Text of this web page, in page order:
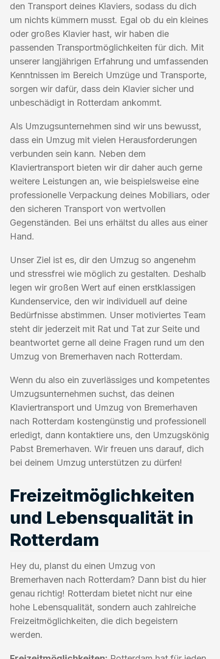
den Transport deines Klaviers, sodass du dich
um nichts kümmern musst. Egal ob du ein kleines
oder großes Klavier hast, wir haben die
passenden Transportmöglichkeiten für dich. Mit
unserer langjährigen Erfahrung und umfassenden
Kenntnissen im Bereich Umzüge und Transporte,
sorgen wir dafür, dass dein Klavier sicher und
unbeschädigt in Rotterdam ankommt.
Als Umzugsunternehmen sind wir uns bewusst,
dass ein Umzug mit vielen Herausforderungen
verbunden sein kann. Neben dem
Klaviertransport bieten wir dir daher auch gerne
weitere Leistungen an, wie beispielsweise eine
professionelle Verpackung deines Mobiliars, oder
den sicheren Transport von wertvollen
Gegenständen. Bei uns erhältst du alles aus einer
Hand.
Unser Ziel ist es, dir den Umzug so angenehm
und stressfrei wie möglich zu gestalten. Deshalb
legen wir großen Wert auf einen erstklassigen
Kundenservice, den wir individuell auf deine
Bedürfnisse abstimmen. Unser motiviertes Team
steht dir jederzeit mit Rat und Tat zur Seite und
beantwortet gerne all deine Fragen rund um den
Umzug von Bremerhaven nach Rotterdam.
Wenn du also ein zuverlässiges und kompetentes
Umzugsunternehmen suchst, das deinen
Klaviertransport und Umzug von Bremerhaven
nach Rotterdam kostengünstig und professionell
erledigt, dann kontaktiere uns, den Umzugskönig
Pabst Bremerhaven. Wir freuen uns darauf, dich
bei deinem Umzug unterstützen zu dürfen!
Freizeitmöglichkeiten
und Lebensqualität in
Rotterdam
Hey du, planst du einen Umzug von
Bremerhaven nach Rotterdam? Dann bist du hier
genau richtig! Rotterdam bietet nicht nur eine
hohe Lebensqualität, sondern auch zahlreiche
Freizeitmöglichkeiten, die dich begeistern
werden.